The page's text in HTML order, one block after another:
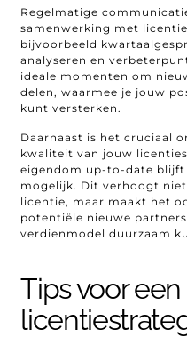
Regelmatige
samenwerking met
bijvoorbeeld
analyseren en
ideale momenten om
delen, waarmee je jouw
kunt versterken.
Daarnaast is het cruciaal
kwaliteit van jouw
eigendom up-to-date
mogelijk. Dit verhoogt
licentie, maar maakt het
potentiële nieuwe
verdienmodel duurzaam
Tips voor